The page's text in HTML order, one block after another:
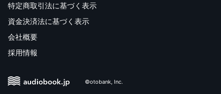
特定商取引法に基づく表示
資金決済法に基づく表示
会社概要
採用情報
©otobank, Inc.